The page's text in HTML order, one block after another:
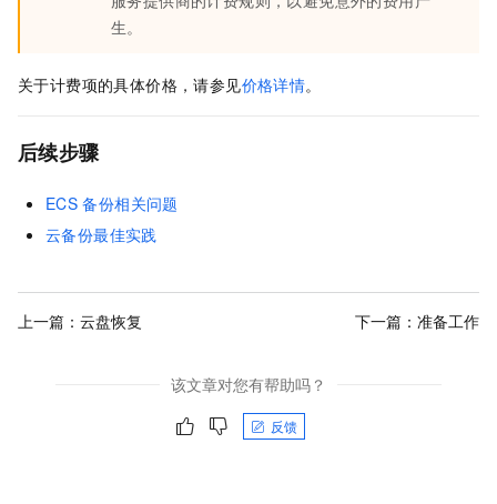
生。
关于计费项的具体价格，请参见价格详情。
后续步骤
ECS 备份相关问题
云备份最佳实践
上一篇： 云盘恢复 下一篇： 准备工作
该文章对您有帮助吗？
反馈